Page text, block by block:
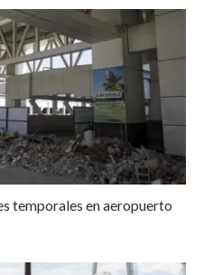
temporales en aeropuerto